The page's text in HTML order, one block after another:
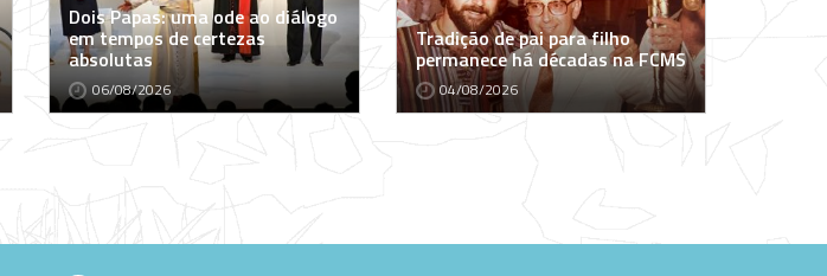
Dois Papas: uma ode ao diálogo
em tempos de certezas
absolutas
06/08/2026
Tradição de pai para filho
permanece há décadas na FCMS
04/08/2026